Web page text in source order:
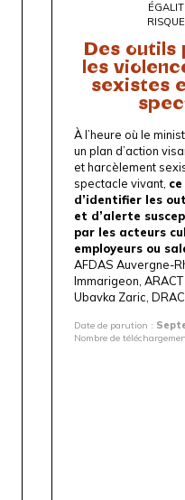
Des
les
sexistes
À l’heure où le
un plan d’action
et harcèlement
spectacle vivant,
d’identifier les
et d’alerte
par les acteurs
employeurs ou
AFDAS Auvergne-
Immarigeon,
Ubavka Zaric,
Date de parution :
Nombre de